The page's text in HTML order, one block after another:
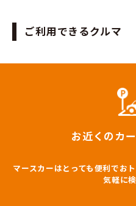
ご利用できるクルマ
お近くのカ
マースカーはとっても便利でお
気軽に